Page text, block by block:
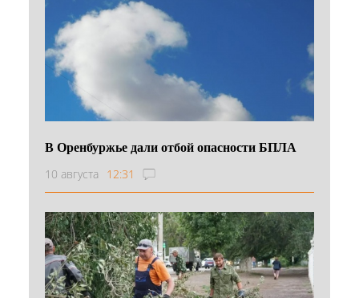
В Оренбуржье дали отбой опасности БПЛА
10 августа 12:31